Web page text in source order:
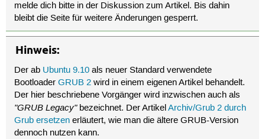
melde dich bitte in der Diskussion zum Artikel. Bis dahin
bleibt die Seite für weitere Änderungen gesperrt.
Hinweis:
Der ab Ubuntu 9.10 als neuer Standard verwendete
BootloaderGRUB 2 wird in einem eigenen Artikel behandelt.
Der hier beschriebene Vorgänger wird inzwischen auch als
"GRUB Legacy"bezeichnet. Der ArtikelArchiv/Grub 2 durch
Grub ersetzen erläutert, wie man die ältere GRUB-Version
dennoch nutzen kann.